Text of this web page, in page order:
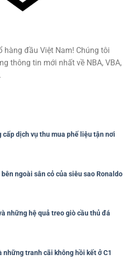
hàng đầu Việt Nam! Chúng tôi
thông tin mới nhất về NBA, VBA,
cấp dịch vụ thu mua phế liệu tận nơi
ngoài sân cỏ của siêu sao Ronaldo
những hệ quả treo giò cầu thủ đá
những tranh cãi không hồi kết ở C1